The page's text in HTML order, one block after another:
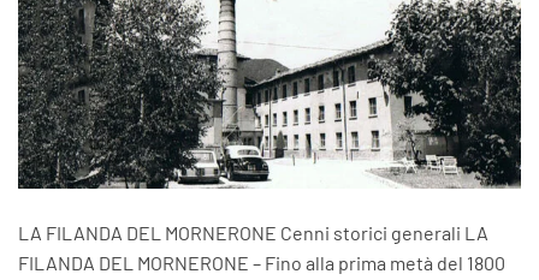
LA FILANDA DEL MORNERONE Cenni storici generali LA
FILANDA DEL MORNERONE – Fino alla prima metà del 1800